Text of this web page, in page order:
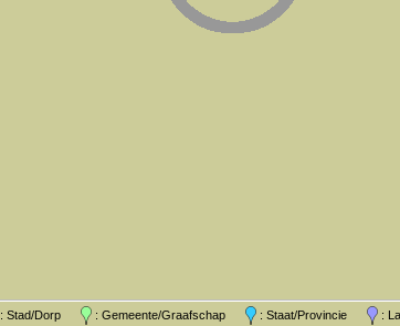
: Stad/Dorp : Gemeente/Graafschap : Staat/Provincie :